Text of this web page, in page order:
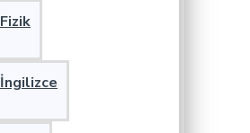
Fizik
İngilizce